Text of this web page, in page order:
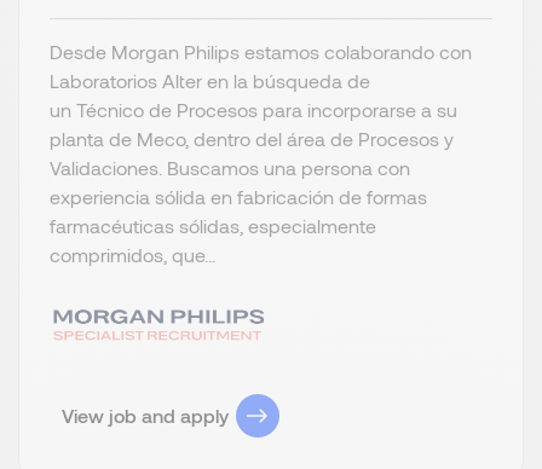
Desde Morgan Philips estamos colaborando con
Laboratorios Alter en la búsqueda de
un Técnico de Procesos para incorporarse a su
planta de Meco, dentro del área de Procesos y
Validaciones. Buscamos una persona con
experiencia sólida en fabricación de formas
farmacéuticas sólidas, especialmente
comprimidos, que...
View job and apply